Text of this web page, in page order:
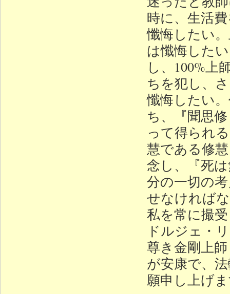
時に、生活
懺悔したい
は懺悔した
し、100%上
ちを犯し、
懺悔したい
ち、『聞思
って得られ
慧である修
念し、『死
分の一切の
せなければ
私を常に撮
ドルジェ・
尊き金剛上
が安康で、
願申し上げ